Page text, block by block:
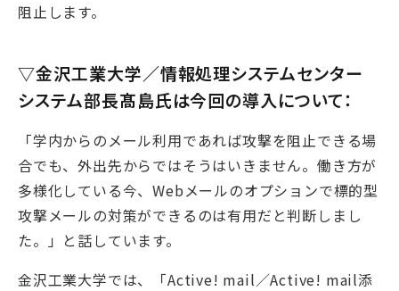
阻止します。
▽金沢工業大学／情報処理システムセンター
システム部長髙島氏は今回の導入について：
「学内からのメール利用であれば攻撃を阻止できる場
合でも、外出先からではそうはいきません。働き方が
多様化している今、Webメールのオプションで標的型
攻撃メールの対策ができるのは有用だと判断しまし
た。」と話しています。
金沢工業大学では、「Active! mail／Active! mail添